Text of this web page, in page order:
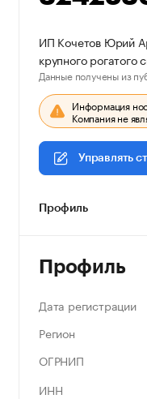
ИП Кочетов Юрий
крупного
Данные получены из
Информация
Компания не
Управлять
Профиль
Профиль
Дата регистрации
Регион
ОГРНИП
ИНН